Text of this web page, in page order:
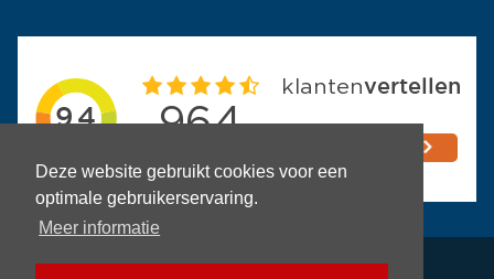
Deze website gebruikt cookies voor een
optimale gebruikerservaring.
Meer informatie
Politique de confidentialité